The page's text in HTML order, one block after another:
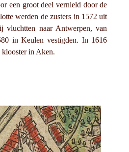
een groot deel vernield door de
werden de zusters in 1572 uit
vluchtten naar Antwerpen, van
in Keulen vestigden. In 1616
in Aken.